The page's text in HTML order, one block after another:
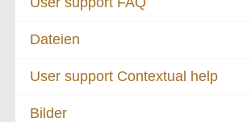
Dateien
User support Contextual help
Bilder